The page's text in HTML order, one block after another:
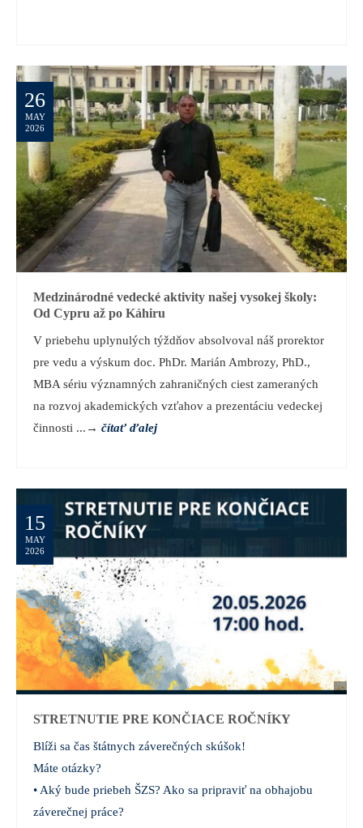
26
MAY
2026
Medzinárodné vedecké aktivity našej vysokej školy:
Od Cypru až po Káhiru
V priebehu uplynulých týždňov absolvoval náš prorektor
pre vedu a výskum doc. PhDr. Marián Ambrozy, PhD.,
MBA sériu významných zahraničných ciest zameraných
na rozvoj akademických vzťahov a prezentáciu vedeckej
činnosti ... →čítať ďalej
15
MAY
2026
STRETNUTIE PRE KONČIACE ROČNÍKY
Blíži sa čas štátnych záverečných skúšok!
Máte otázky?
• Aký bude priebeh ŠZS? Ako sa pripraviť na obhajobu
záverečnej práce?